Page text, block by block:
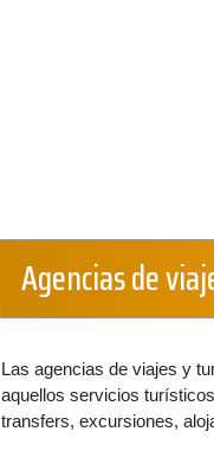
Agencias de
Las agencias de viajes y
aquellos servicios
transfers, excursiones,